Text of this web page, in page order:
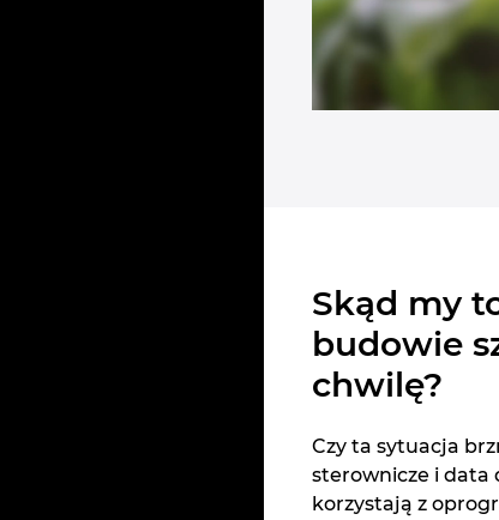
Skąd my
budowie
chwilę?
Czy ta sytuacja
sterownicze i data
korzystają z